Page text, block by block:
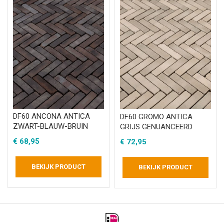
DF60 ANCONA ANTICA
ZWART-BLAUW-BRUIN
€ 68,95
BEKIJK PRODUCT
DF60 GROMO ANTICA
GRIJS GENUANCEERD
€ 72,95
BEKIJK PRODUCT